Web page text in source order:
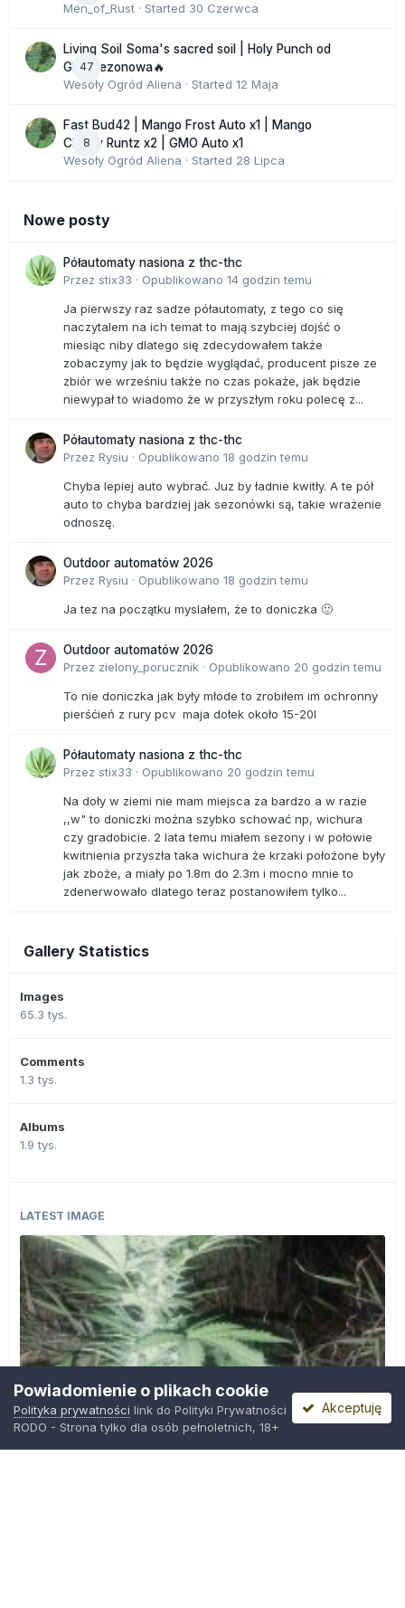
Men_of_Rust · Started 30 Czerwca
47
Living Soil Soma's sacred soil | Holy Punch od
GHS sezonowa🔥
Wesoły Ogród Aliena · Started 12 Maja
8
Fast Bud42 | Mango Frost Auto x1 | Mango
Cherry Runtz x2 | GMO Auto x1
Wesoły Ogród Aliena · Started 28 Lipca
Nowe posty
Półautomaty nasiona z thc-thc
Przez stix33 · Opublikowano 14 godzin temu
Ja pierwszy raz sadze półautomaty, z tego co się
naczytalem na ich temat to mają szybciej dojść o
miesiąc niby dlatego się zdecydowałem także
zobaczymy jak to będzie wyglądać, producent pisze ze
zbiór we wrześniu także no czas pokaże, jak będzie
niewypał to wiadomo że w przyszłym roku polecę z...
Półautomaty nasiona z thc-thc
Przez Rysiu · Opublikowano 18 godzin temu
Chyba lepiej auto wybrać. Juz by ładnie kwitły. A te pół
auto to chyba bardziej jak sezonówki są, takie wrażenie
odnoszę.
Outdoor automatów 2026
Przez Rysiu · Opublikowano 18 godzin temu
Ja tez na początku myslałem, że to doniczka 🙂
Outdoor automatów 2026
Przez zielony_porucznik · Opublikowano 20 godzin temu
To nie doniczka jak były młode to zrobiłem im ochronny
pierśćień z rury pcv maja dołek około 15-20l
Półautomaty nasiona z thc-thc
Przez stix33 · Opublikowano 20 godzin temu
Na doły w ziemi nie mam miejsca za bardzo a w razie
,,w" to doniczki można szybko schować np, wichura
czy gradobicie. 2 lata temu miałem sezony i w połowie
kwitnienia przyszła taka wichura że krzaki położone były
jak zboże, a miały po 1.8m do 2.3m i mocno mnie to
zdenerwowało dlatego teraz postanowiłem tylko...
Gallery Statistics
Images
65.3 tys.
Comments
1.3 tys.
Albums
1.9 tys.
LATEST IMAGE
Powiadomienie o plikach cookie
Polityka prywatności link do Polityki Prywatności
RODO - Strona tylko dla osób pełnoletnich, 18+
Akceptuję